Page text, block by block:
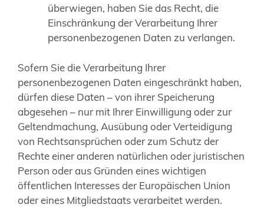
überwiegen, haben Sie das Recht, die
Einschränkung der Verarbeitung Ihrer
personenbezogenen Daten zu verlangen.
Sofern Sie die Verarbeitung Ihrer
personenbezogenen Daten eingeschränkt haben,
dürfen diese Daten – von ihrer Speicherung
abgesehen – nur mit Ihrer Einwilligung oder zur
Geltendmachung, Ausübung oder Verteidigung
von Rechtsansprüchen oder zum Schutz der
Rechte einer anderen natürlichen oder juristischen
Person oder aus Gründen eines wichtigen
öffentlichen Interesses der Europäischen Union
oder eines Mitgliedstaats verarbeitet werden.